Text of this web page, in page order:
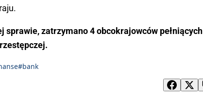
sprawie, zatrzymano 4 obcokrajowców pełniących
#bank